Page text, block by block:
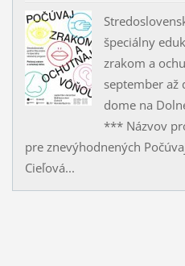
špeciálny
zrakom a
september až
dome na
*** Názvov
pre znevýhodnených
Cieľová...